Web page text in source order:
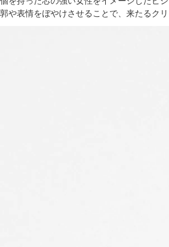
郭や表情をぼやけさせることで、来たるク